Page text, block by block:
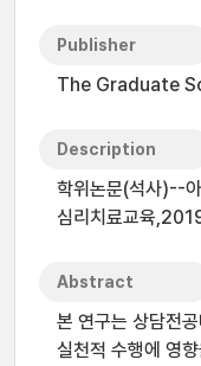
Publisher
The Graduate
Description
학위논문(석사)--
심리치료교육
Abstract
본 연구는 상담전
실천적 수행에 영